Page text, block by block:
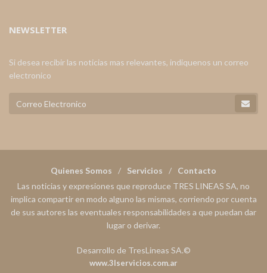
NEWSLETTER
Si desea recibir las noticias mas relevantes, indiquenos un correo
electronico
Quienes Somos Servicios
Contacto
Las noticias y expresiones que reproduce TRES LINEAS SA, no
implica compartir en modo alguno las mismas, corriendo por cuenta
de sus autores las eventuales responsabilidades a que puedan dar
lugar o derivar.
Desarrollo de TresLineas SA.©
www.3lservicios.com.ar